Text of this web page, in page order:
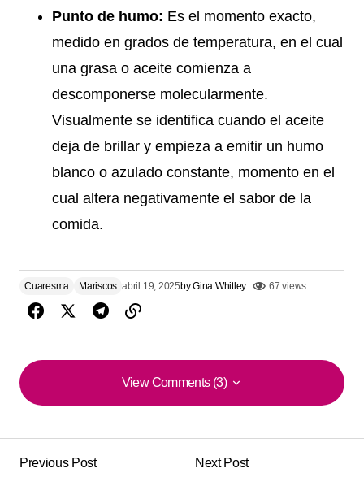
Punto de humo: Es el momento exacto,
medido en grados de temperatura, en el cual
una grasa o aceite comienza a
descomponerse molecularmente.
Visualmente se identifica cuando el aceite
deja de brillar y empieza a emitir un humo
blanco o azulado constante, momento en el
cual altera negativamente el sabor de la
comida.
Cuaresma Mariscos abril 19, 2025byGina Whitley 67 views
View Comments (3)
View Comments (3)
La combinación de sabores me encantó esta de
‘Camarones al Coco’.
Previous Post Next Post